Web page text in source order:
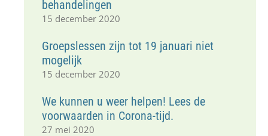
behandelingen
15 december 2020
Groepslessen zijn tot 19 januari niet
mogelijk
15 december 2020
We kunnen u weer helpen! Lees de
voorwaarden in Corona-tijd.
27 mei 2020